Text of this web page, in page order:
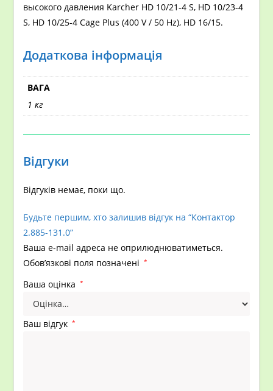
высокого давления Karcher HD 10/21-4 S, HD 10/23-4
S, HD 10/25-4 Cage Plus (400 V / 50 Hz), HD 16/15.
Додаткова інформація
ВАГА
1 кг
Відгуки
Відгуків немає, поки що.
Будьте першим, хто залишив відгук на “Контактор
2.885-131.0”
Ваша e-mail адреса не оприлюднюватиметься.
Обов’язкові поля позначені
*
Ваша оцінка *
Ваш відгук *